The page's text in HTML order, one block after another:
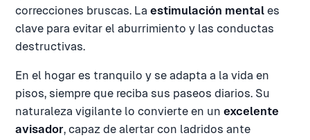
correcciones bruscas. La estimulación mental es
clave para evitar el aburrimiento y las conductas
destructivas.
En el hogar es tranquilo y se adapta a la vida en
pisos, siempre que reciba sus paseos diarios. Su
naturaleza vigilante lo convierte en un excelente
avisador, capaz de alertar con ladridos ante